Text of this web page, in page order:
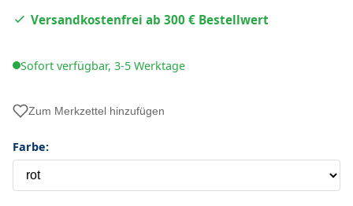
Versandkostenfrei ab 300 € Bestellwert
Sofort verfügbar, 3-5 Werktage
Zum Merkzettel hinzufügen
Farbe: